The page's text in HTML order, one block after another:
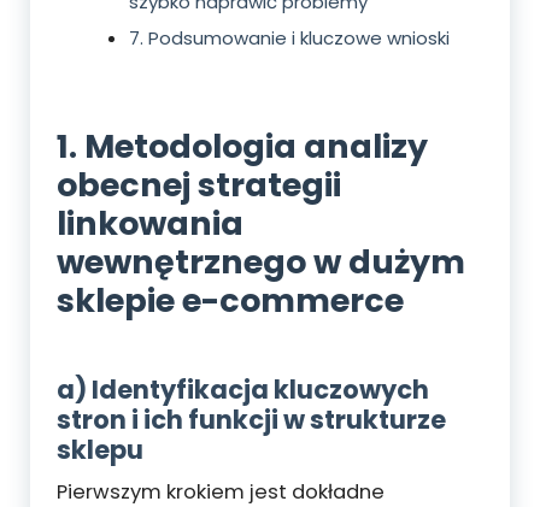
7. Podsumowanie i kluczowe wnioski
1. Metodologia analizy
obecnej strategii
linkowania
wewnętrznego w dużym
sklepie e-commerce
a) Identyfikacja kluczowych
stron i ich funkcji w strukturze
sklepu
Pierwszym krokiem jest dokładne